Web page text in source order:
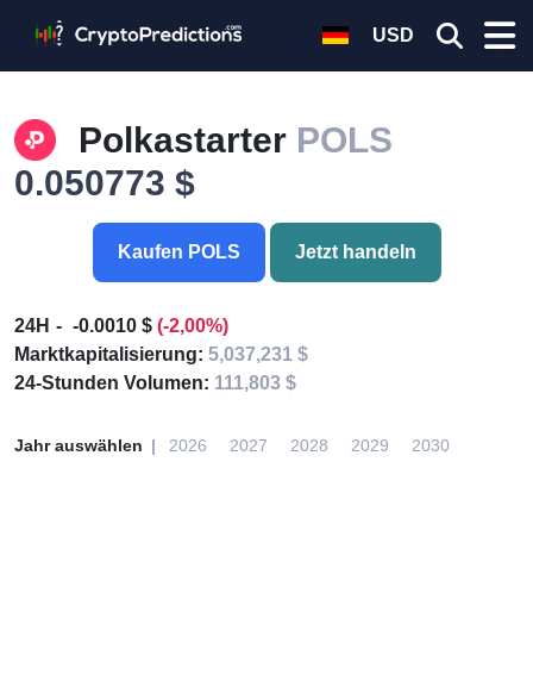
USD
Polkastarter POLS
0.050773 $
Kaufen POLS Jetzt handeln
24H -0.0010 $ (-2,00%)
Marktkapitalisierung: 5,037,231 $
24-Stunden Volumen: 111,803 $
Jahr auswählen 2026 2027 2028 2029 2030